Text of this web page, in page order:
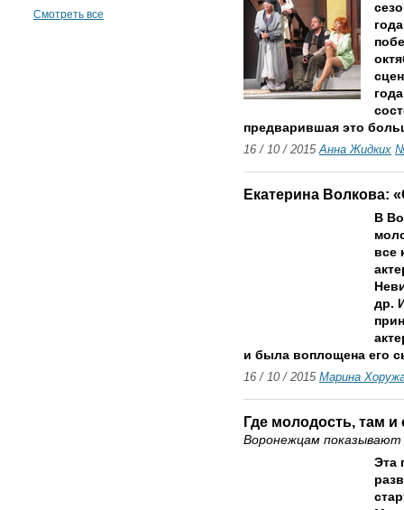
предварившая это
16 / 10 / 2015Анна Жидких №
Екатерина Волкова:
В
все
др.
и была воплощена его
16 / 10 / 2015 Марина
Где молодость, там и
Воронежцам показывают
Эта
Смотреть все